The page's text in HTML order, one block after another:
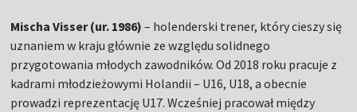
Mischa Visser (ur. 1986) – holenderski trener, który cieszy się
uznaniem w kraju głównie ze względu solidnego
przygotowania młodych zawodników. Od 2018 roku pracuje z
kadrami młodzieżowymi Holandii – U16, U18, a obecnie
prowadzi reprezentację U17. Wcześniej pracował między